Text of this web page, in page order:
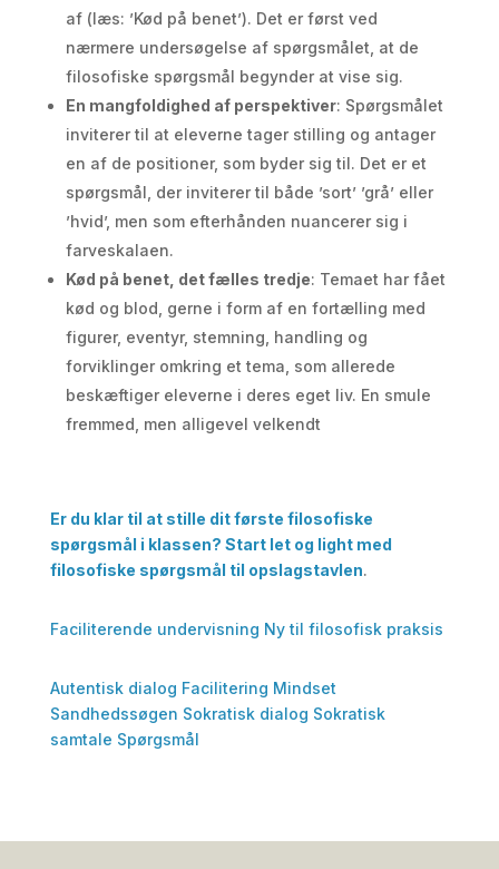
af (læs: ’Kød på benet’). Det er først ved
nærmere undersøgelse af spørgsmålet, at de
filosofiske spørgsmål begynder at vise sig.
En mangfoldighed af perspektiver: Spørgsmålet
inviterer til at eleverne tager stilling og antager
en af de positioner, som byder sig til. Det er et
spørgsmål, der inviterer til både ’sort’ ’grå’ eller
’hvid’, men som efterhånden nuancerer sig i
farveskalaen.
Kød på benet, det fælles tredje: Temaet har fået
kød og blod, gerne i form af en fortælling med
figurer, eventyr, stemning, handling og
forviklinger omkring et tema, som allerede
beskæftiger eleverne i deres eget liv. En smule
fremmed, men alligevel velkendt
Er du klar til at stille dit første filosofiske
spørgsmål i klassen? Start let og light med
filosofiske spørgsmål til opslagstavlen.
Faciliterende undervisning Ny til filosofisk praksis
Autentisk dialog Facilitering Mindset
Sandhedssøgen Sokratisk dialog Sokratisk
samtale Spørgsmål